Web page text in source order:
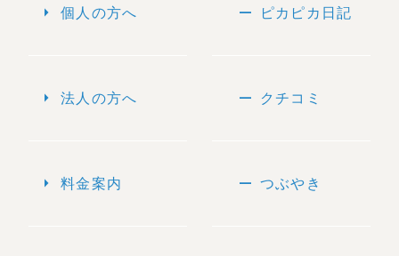
arrow_right 個人の方へ
arrow_right 法人の方へ
arrow_right 料金案内
remove ピカピカ日記
remove クチコミ
remove つぶやき